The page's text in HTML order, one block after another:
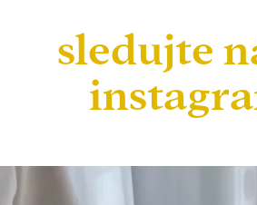
sledujte